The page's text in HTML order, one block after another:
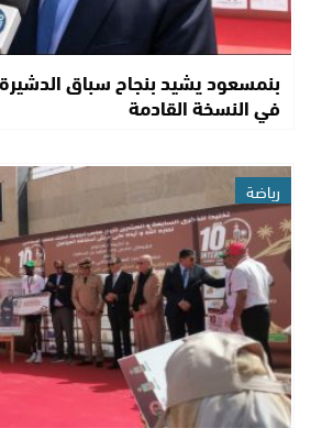
بنمسعود يشيد بنجاح سباق الدشيرة
في النسخة القادمة
رياضة